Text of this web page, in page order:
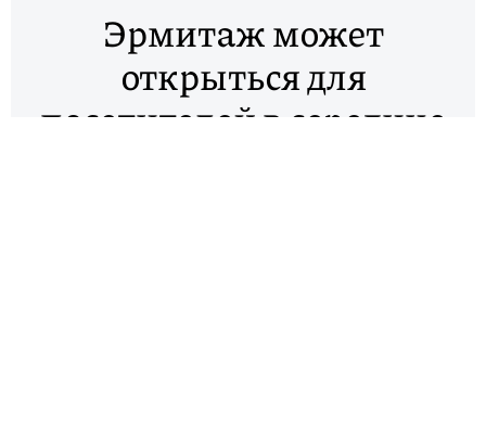
Эрмитаж может
открыться для
посетителей в середине